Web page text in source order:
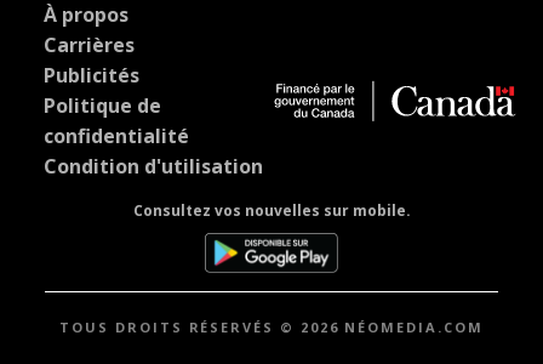
À propos
Carrières
Publicités
Politique de
confidentialité
Condition d'utilisation
Consultez vos nouvelles sur mobile.
TOUS DROITS RÉSERVÉS © 2026 NÉOMEDIA.COM